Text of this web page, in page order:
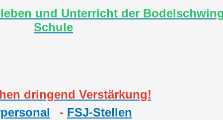
und Unterricht der
Schule
dringend Verstärkung!
- FSJ-Stellen